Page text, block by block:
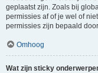
geplaatst zijn. Zoals bij
permissies af of je wel of
permissies zijn bepaald
Omhoog
Wat zijn sticky